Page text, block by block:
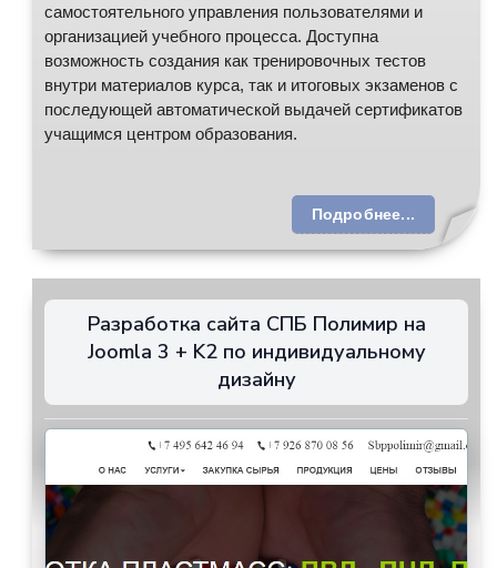
самостоятельного управления пользователями и
организацией учебного процесса. Доступна
возможность создания как тренировочных тестов
внутри материалов курса, так и итоговых экзаменов с
последующей автоматической выдачей сертификатов
учащимся центром образования.
Подробнее...
Разработка сайта СПБ Полимир на
Joomla 3 + K2 по индивидуальному
дизайну